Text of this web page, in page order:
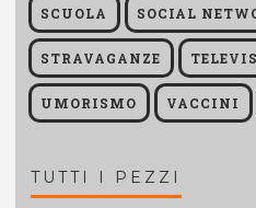
SCUOLA SOCIAL
STRAVAGANZE
UMORISMO VACCINI
TUTTI I PEZZI